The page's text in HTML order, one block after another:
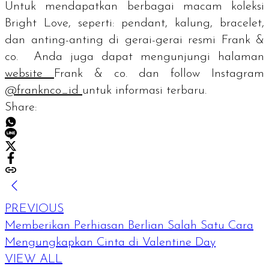
Untuk mendapatkan berbagai macam koleksi
Bright Love, seperti: pendant, kalung, bracelet,
dan anting-anting di gerai-gerai resmi Frank &
co. Anda juga dapat mengunjungi halaman
website Frank & co. dan follow Instagram
@franknco_id untuk informasi terbaru.
Share:
PREVIOUS
Memberikan Perhiasan Berlian Salah Satu Cara
Mengungkapkan Cinta di Valentine Day
VIEW ALL